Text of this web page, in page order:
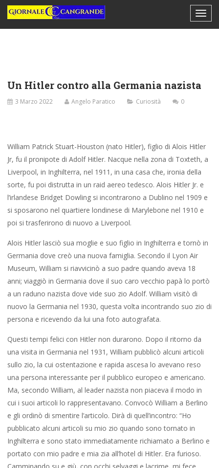
Un Hitler contro alla Germania nazista
3 Marzo 2022 Angelo Paratico Curiosità 0
William Patrick Stuart-Houston (nato Hitler), figlio di Alois Hitler
Jr, fu il pronipote di Adolf Hitler. Nacque nella zona di Toxteth, a
Liverpool, in Inghilterra, nel 1911, in una casa che, ironia della
sorte, fu poi distrutta in un raid aereo tedesco. Alois Hitler Jr. e
l’irlandese Bridget Dowling si incontrarono a Dublino nel 1909 e
si sposarono nel quartiere londinese di Marylebone nel 1910 e
poi si trasferirono di nuovo a Liverpool.
Alois Hitler lasciò sua moglie e suo figlio in Inghilterra e tornò in
Germania dove creò una nuova famiglia. Secondo il Lyon Air
Museum, William si riavvicinò a suo padre quando aveva 18
anni; viaggiò in Germania dove il suo caro vecchio papà lo portò
a un raduno nazista dove vide suo zio Adolf. William visitò di
nuovo la Germania nel 1930, questa volta incontrando suo zio di
persona e ricevendo da lui una foto autografata.
Questi tempi felici con Hitler non durarono. Dopo il ritorno da
una visita in Germania nel 1931, William pubblicò alcuni articoli
sullo zio, la cui ostentazione e rapida ascesa lo avevano reso
una persona interessante per il pubblico europeo e americano.
Ma, secondo William, al leader nazista non piaceva il modo in
cui i suoi articoli lo rappresentavano. Convocò William a Berlino
e gli ordinò di smentire l’articolo. Dirà di quell’incontro: “Ho
pubblicato alcuni articoli su mio zio quando sono tornato in
Inghilterra e sono stato immediatamente richiamato a Berlino e
portato con mio padre e mia zia all’hotel di Hitler. Era furioso.